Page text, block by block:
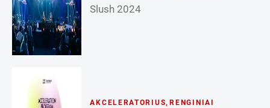
Slush 2024
AKCELERATORIUS, RENGINIAI